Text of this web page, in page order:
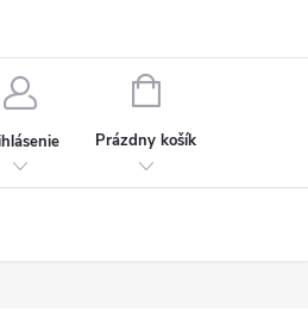
NÁKUPNÝ
Prázdny košík